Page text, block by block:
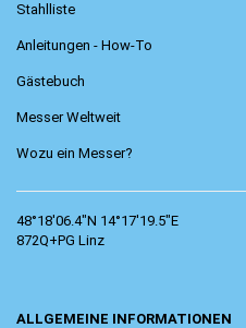
Stahlliste
Anleitungen - How-To
Gästebuch
Messer Weltweit
Wozu ein Messer?
48°18'06.4"N 14°17'19.5"E
872Q+PG Linz
ALLGEMEINE INFORMATIONEN